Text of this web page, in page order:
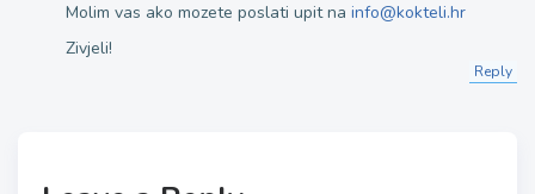
Molim vas ako mozete poslati upit na info@kokteli.hr
Zivjeli!
Reply